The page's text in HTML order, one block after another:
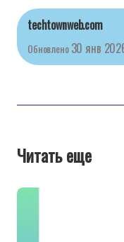
techtownweb.com
Обновлено 30 янв
Читать еще